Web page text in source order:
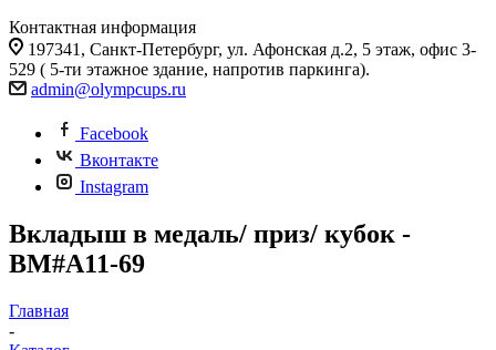
Контактная информация
197341, Санкт-Петербург, ул. Афонская д.2, 5 этаж, офис 3-
529 ( 5-ти этажное здание, напротив паркинга).
admin@olympcups.ru
Facebook
Вконтакте
Instagram
Вкладыш в медаль/ приз/ кубок -
BM#A11-69
Главная
-